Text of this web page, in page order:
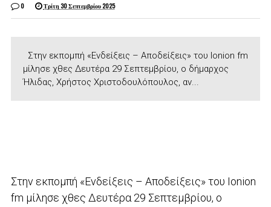
0 Τρίτη 30 Σεπτεμβρίου 2025
Στην εκπομπή «Ενδείξεις – Αποδείξεις» του Ionion fm
μίλησε χθες Δευτέρα 29 Σεπτεμβρίου, ο δήμαρχος
Ήλιδας, Χρήστος Χριστοδουλόπουλος, αν...
Στην εκπομπή «Ενδείξεις – Αποδείξεις» του Ionion
fm μίλησε χθες Δευτέρα 29 Σεπτεμβρίου, ο